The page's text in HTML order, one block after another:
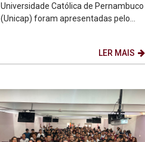
Universidade Católica de Pernambuco
(Unicap) foram apresentadas pelo
LER MAIS